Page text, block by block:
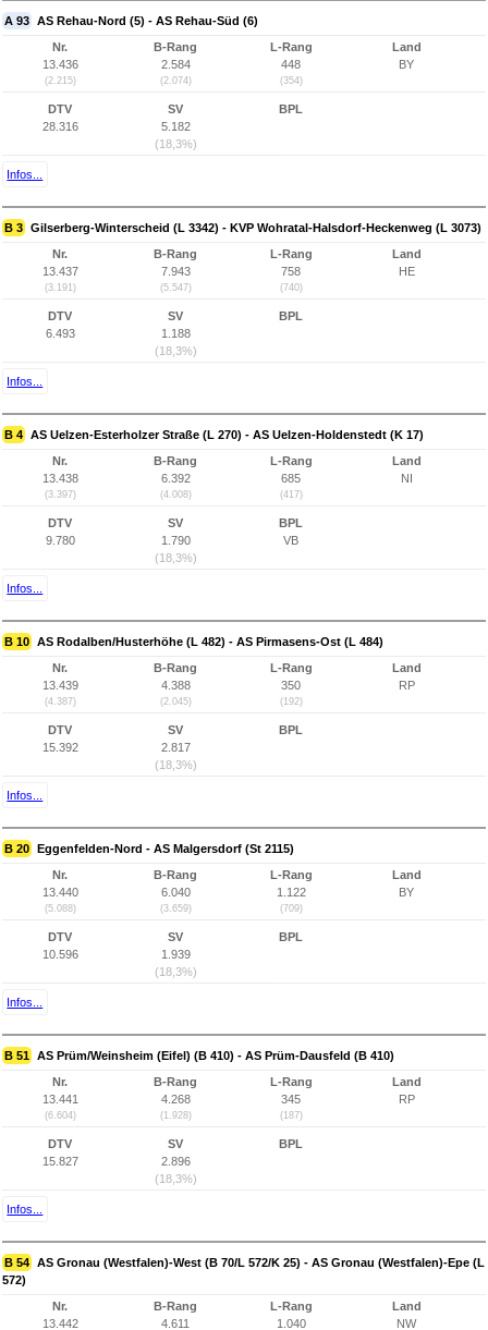
A 93 AS Rehau-Nord (5) - AS Rehau-Süd (6)
Nr.
13.436
(2.215)
B-Rang
2.584
(2.074)
L-Rang
448
(354)
Land
BY
DTV
28.316
SV
5.182
(18,3%)
BPL
Infos...
B 3 Gilserberg-Winterscheid (L 3342) - KVP Wohratal-Halsdorf-Heckenweg (L 3073)
Nr.
13.437
(3.191)
B-Rang
7.943
(5.547)
L-Rang
758
(740)
Land
HE
DTV
6.493
SV
1.188
(18,3%)
BPL
Infos...
B 4 AS Uelzen-Esterholzer Straße (L 270) - AS Uelzen-Holdenstedt (K 17)
Nr.
13.438
(3.397)
B-Rang
6.392
(4.008)
L-Rang
685
(417)
Land
NI
DTV
9.780
SV
1.790
(18,3%)
BPL
VB
Infos...
B 10 AS Rodalben/Husterhöhe (L 482) - AS Pirmasens-Ost (L 484)
Nr.
13.439
(4.387)
B-Rang
4.388
(2.045)
L-Rang
350
(192)
Land
RP
DTV
15.392
SV
2.817
(18,3%)
BPL
Infos...
B 20 Eggenfelden-Nord - AS Malgersdorf (St 2115)
Nr.
13.440
(5.088)
B-Rang
6.040
(3.659)
L-Rang
1.122
(709)
Land
BY
DTV
10.596
SV
1.939
(18,3%)
BPL
Infos...
B 51 AS Prüm/Weinsheim (Eifel) (B 410) - AS Prüm-Dausfeld (B 410)
Nr.
13.441
(6.604)
B-Rang
4.268
(1.928)
L-Rang
345
(187)
Land
RP
DTV
15.827
SV
2.896
(18,3%)
BPL
Infos...
B 54 AS Gronau (Westfalen)-West (B 70/L 572/K 25) - AS Gronau (Westfalen)-Epe (L
572)
Nr.
13.442
B-Rang
4.611
L-Rang
1.040
Land
NW